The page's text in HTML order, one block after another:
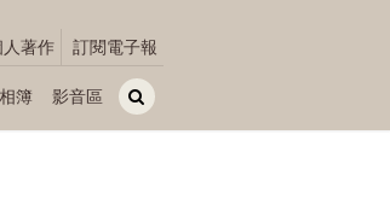
著作 訂閱電子報
簿 影音區